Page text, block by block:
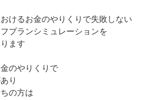
けるお金のやりくりで失敗しない
プランシミュレーションを
ます
のやりくりで
り
の方は